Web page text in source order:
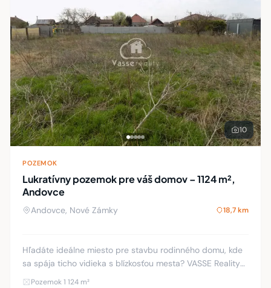
10
POZEMOK
Lukratívny pozemok pre váš domov – 1124 m²,
Andovce
Andovce, Nové Zámky 18,7 km
Hľadáte ideálne miesto pre stavbu rodinného domu, kde
sa spája ticho vidieka s blízkosťou mesta? VASSE Reality
vám vo výhradnom zastúpení majiteľa ponúka na predaj
Pozemok 1 124 m²